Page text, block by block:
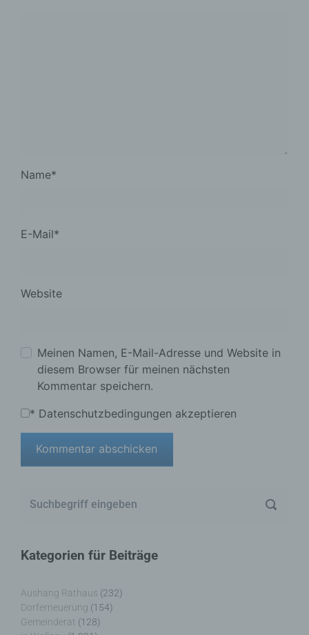
Name*
E-Mail*
Website
Meinen Namen, E-Mail-Adresse und Website in
diesem Browser für meinen nächsten
Kommentar speichern.
* Datenschutzbedingungen akzeptieren
Kategorien für Beiträge
Aushang Rathaus (232)
Dorferneuerung (154)
Gemeinderat (128)